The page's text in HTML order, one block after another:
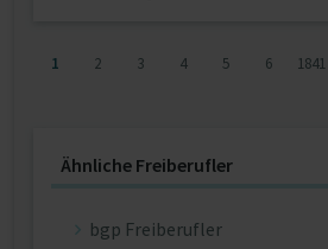
1 2 3 4 5 6 1841
Ähnliche Freiberufler
bgp Freiberufler